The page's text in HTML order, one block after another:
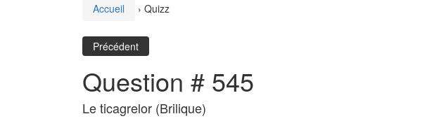
Accueil › Quizz
Précédent
Question # 545
Le ticagrelor (Brilique)